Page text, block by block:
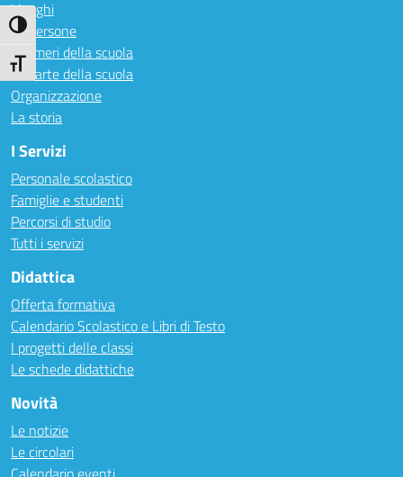
Attiva/disattiva alto contrasto
Attiva/disattiva dimensione testo
I luoghi
Le persone
I numeri della scuola
Le carte della scuola
Organizzazione
La storia
I Servizi
Personale scolastico
Famiglie e studenti
Percorsi di studio
Tutti i servizi
Didattica
Offerta formativa
Calendario Scolastico e Libri di Testo
I progetti delle classi
Le schede didattiche
Novità
Le notizie
Le circolari